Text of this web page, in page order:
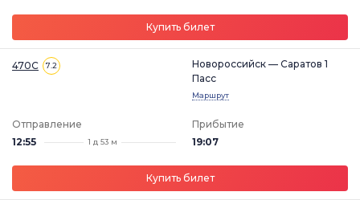
Купить билет
470С 7.2
Новороссийск — Саратов 1
Пасс
Маршрут
Отправление
12:55
1 д 53 м
Прибытие
19:07
Купить билет